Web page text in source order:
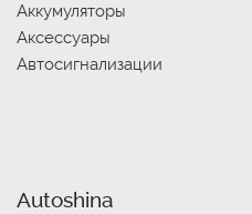
Аккумуляторы
Аксессуары
Автосигнализации
Autoshina